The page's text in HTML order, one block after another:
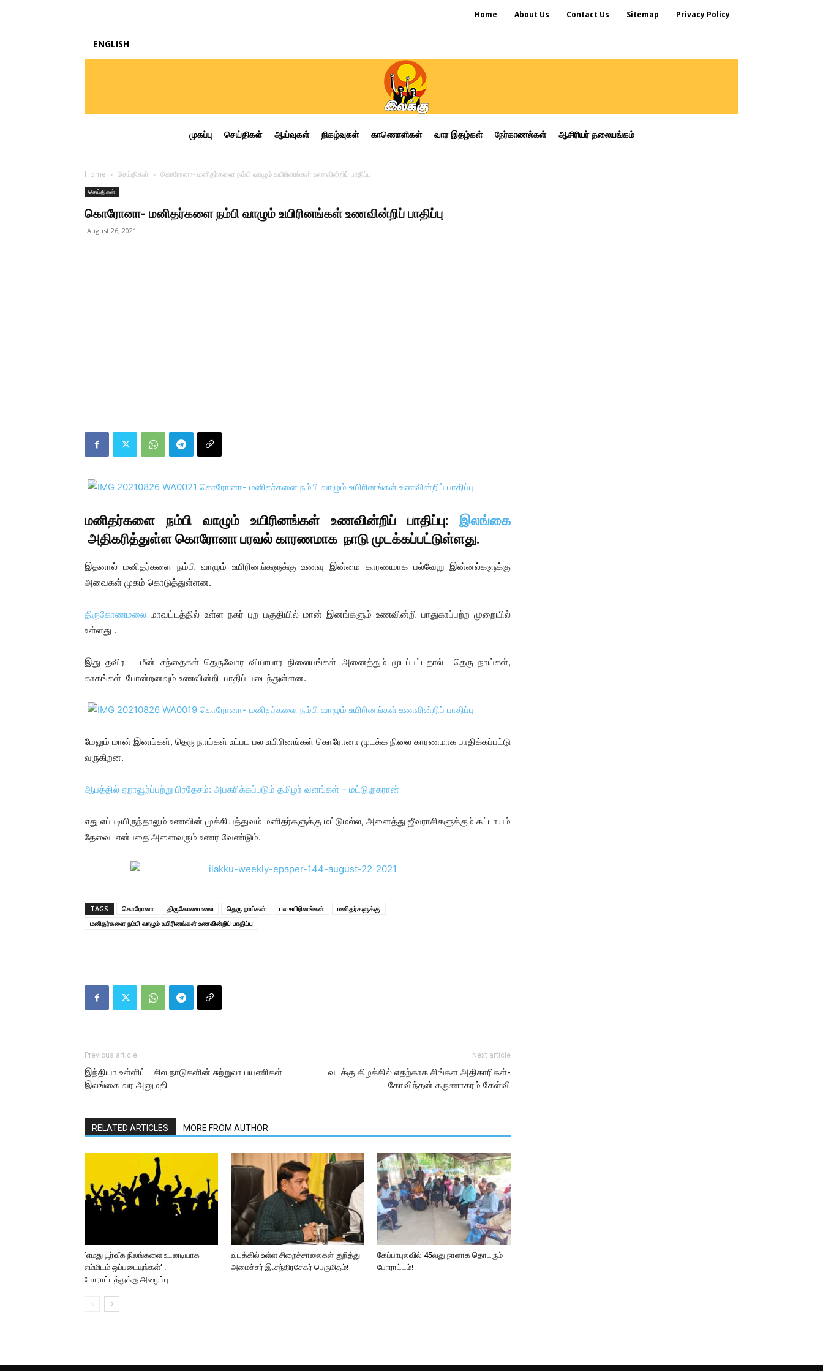
Home About Us Contact Us Sitemap Privacy Policy
ENGLISH
முகப்பு செய்திகள் ஆய்வுகள் நிகழ்வுகள் காணொளிகள் வார இதழ்கள் நேர்காணல்கள் ஆசிரியர் தலையங்கம்
Home செய்திகள் கொரோனா- மனிதர்களை நம்பி வாழும் உயிரினங்கள் உணவின்றிப் பாதிப்பு
செய்திகள்
கொரோனா- மனிதர்களை நம்பி வாழும் உயிரினங்கள் உணவின்றிப் பாதிப்பு
August 26, 2021
மனிதர்களை நம்பி வாழும் உயிரினங்கள் உணவின்றிப் பாதிப்பு: இலங்கை
அதிகரித்துள்ள கொரோனா பரவல் காரணமாக நாடு முடக்கப்பட்டுள்ளது.
இதனால் மனிதர்களை நம்பி வாழும் உயிரினங்களுக்கு உணவு இன்மை காரணமாக பல்வேறு இன்னல்களுக்கு
அவைகள் முகம் கொடுத்துள்ளன.
திருகோணமலை மாவட்டத்தில் உள்ள நகர் புற பகுதியில் மான் இனங்களும் உணவின்றி பாதுகாப்பற்ற முறையில்
உள்ளது .
இது தவிர மீன் சந்தைகள் தெருவோர வியாபார நிலையங்கள் அனைத்தும் மூடப்பட்டதால் தெரு நாய்கள்,
காகங்கள் போன்றனவும் உணவின்றி பாதிப் படைந்துள்ளன.
மேலும் மான் இனங்கள், தெரு நாய்கள் உட்பட பல உயிரினங்கள் கொரோனா முடக்க நிலை காரணமாக பாதிக்கப்பட்டு
வருகிறன.
ஆபத்தில் ஏறாவூர்ப்பற்று பிரதேசம்: அபகரிக்கப்படும் தமிழர் வளங்கள் – மட்டு.நகரான்
எது எப்படியிருந்தாலும் உணவின் முக்கியத்துவம் மனிதர்களுக்கு மட்டுமல்ல, அனைத்து ஜீவராசிகளுக்கும் கட்டாயம்
தேவை என்பதை அனைவரும் உணர வேண்டும்.
TAGS கொரோனா திருகோணமலை தெரு நாய்கள் பல உயிரினங்கள்
மனிதர்களுக்கு
மனிதர்களை நம்பி வாழும் உயிரினங்கள் உணவின்றிப் பாதிப்பு
Previous article
இந்தியா உள்ளிட்ட சில நாடுகளின் சுற்றுலா பயணிகள்
இலங்கை வர அனுமதி
Next article
வடக்கு கிழக்கில் எதற்காக சிங்கள அதிகாரிகள்-
கோவிந்தன் கருணாகரம் கேள்வி
RELATED ARTICLES MORE FROM AUTHOR
‘எமது பூர்வீக நிலங்களை உடனடியாக
எம்மிடம் ஒப்படையுங்கள்’ :
போராட்டத்துக்கு அழைப்பு
வடக்கில் உள்ள சிறைச்சாலைகள் குறித்து
அமைச்சர் இ.சந்திரசேகர் பெருமிதம்!
கேப்பாபுலவில் 45வது நாளாக தொடரும்
போராட்டம்!